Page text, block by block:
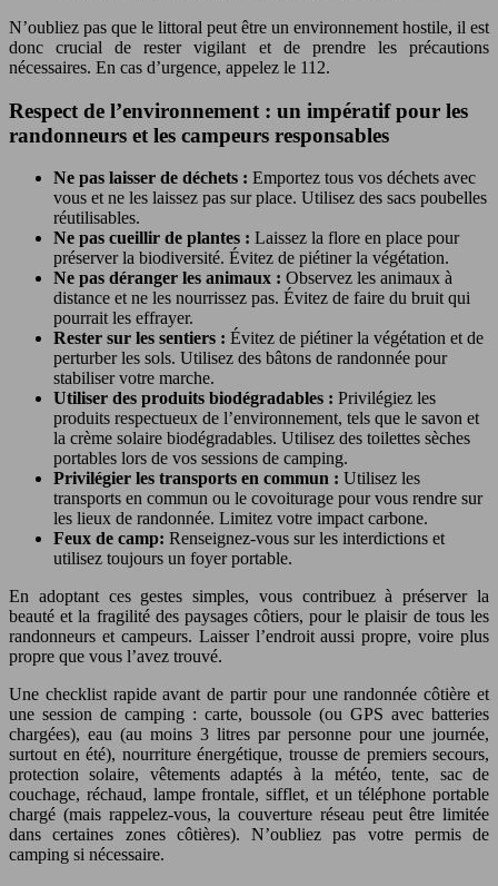
N’oubliez pas que le littoral peut être un environnement hostile, il est
donc crucial de rester vigilant et de prendre les précautions
nécessaires. En cas d’urgence, appelez le 112.
Respect de l’environnement : un impératif pour les
randonneurs et les campeurs responsables
Ne pas laisser de déchets : Emportez tous vos déchets avec
vous et ne les laissez pas sur place. Utilisez des sacs poubelles
réutilisables.
Ne pas cueillir de plantes : Laissez la flore en place pour
préserver la biodiversité. Évitez de piétiner la végétation.
Ne pas déranger les animaux : Observez les animaux à
distance et ne les nourrissez pas. Évitez de faire du bruit qui
pourrait les effrayer.
Rester sur les sentiers : Évitez de piétiner la végétation et de
perturber les sols. Utilisez des bâtons de randonnée pour
stabiliser votre marche.
Utiliser des produits biodégradables : Privilégiez les
produits respectueux de l’environnement, tels que le savon et
la crème solaire biodégradables. Utilisez des toilettes sèches
portables lors de vos sessions de camping.
Privilégier les transports en commun : Utilisez les
transports en commun ou le covoiturage pour vous rendre sur
les lieux de randonnée. Limitez votre impact carbone.
Feux de camp: Renseignez-vous sur les interdictions et
utilisez toujours un foyer portable.
En adoptant ces gestes simples, vous contribuez à préserver la
beauté et la fragilité des paysages côtiers, pour le plaisir de tous les
randonneurs et campeurs. Laisser l’endroit aussi propre, voire plus
propre que vous l’avez trouvé.
Une checklist rapide avant de partir pour une randonnée côtière et
une session de camping : carte, boussole (ou GPS avec batteries
chargées), eau (au moins 3 litres par personne pour une journée,
surtout en été), nourriture énergétique, trousse de premiers secours,
protection solaire, vêtements adaptés à la météo, tente, sac de
couchage, réchaud, lampe frontale, sifflet, et un téléphone portable
chargé (mais rappelez-vous, la couverture réseau peut être limitée
dans certaines zones côtières). N’oubliez pas votre permis de
camping si nécessaire.